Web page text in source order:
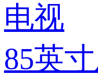
电视
85英